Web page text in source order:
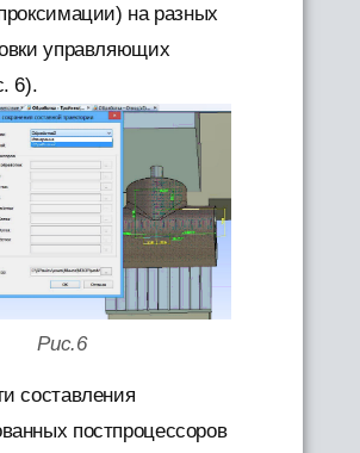
на разных
управляющих
6).
Рис.6
составления
постпроцессоров